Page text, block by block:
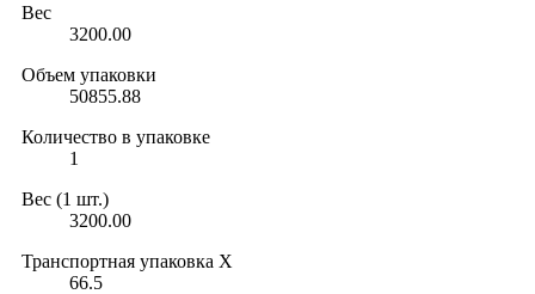
Вес
3200.00
Объем упаковки
50855.88
Количество в упаковке
1
Вес (1 шт.)
3200.00
Транспортная упаковка X
66.5